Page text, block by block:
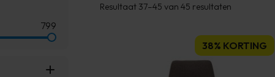
799
Resultaat 37–45 van 45 resultaten
populariteit
38% KORTING